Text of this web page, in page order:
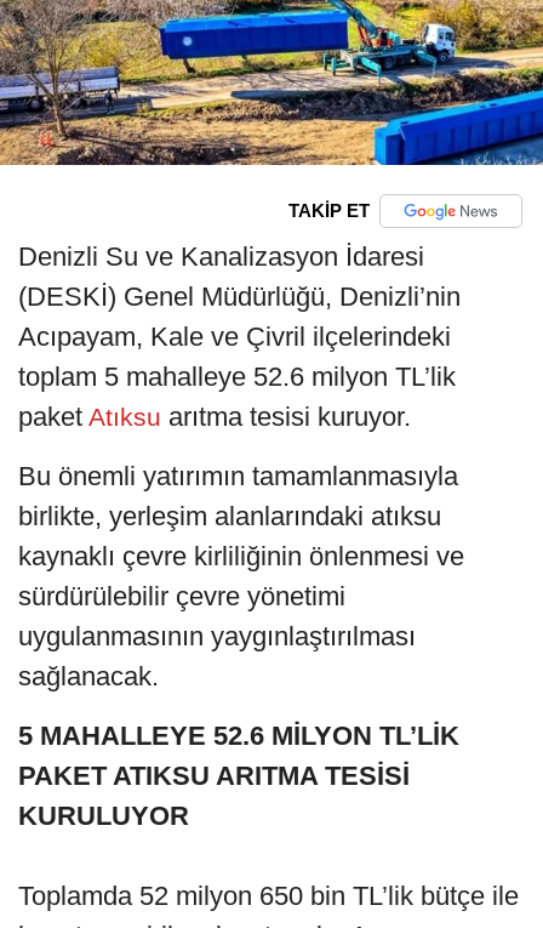
TAKİP ET
Denizli Su ve Kanalizasyon İdaresi
(DESKİ) Genel Müdürlüğü, Denizli’nin
Acıpayam, Kale ve Çivril ilçelerindeki
toplam 5 mahalleye 52.6 milyon TL’lik
paket Atıksu arıtma tesisi kuruyor.
Bu önemli yatırımın tamamlanmasıyla
birlikte, yerleşim alanlarındaki atıksu
kaynaklı çevre kirliliğinin önlenmesi ve
sürdürülebilir çevre yönetimi
uygulanmasının yaygınlaştırılması
sağlanacak.
5 MAHALLEYE 52.6 MİLYON TL’LİK
PAKET ATIKSU ARITMA TESİSİ
KURULUYOR
Toplamda 52 milyon 650 bin TL’lik bütçe ile